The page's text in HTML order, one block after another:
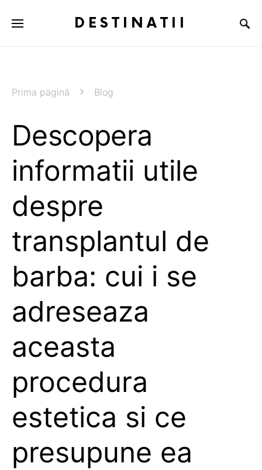
DESTINATII
Prima pagină Blog
Descopera
informatii utile
despre
transplantul de
barba: cui i se
adreseaza
aceasta
procedura
estetica si ce
presupune ea